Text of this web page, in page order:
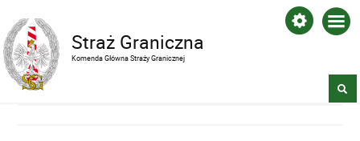
Straż Graniczna
Komenda Główna Straży Granicznej